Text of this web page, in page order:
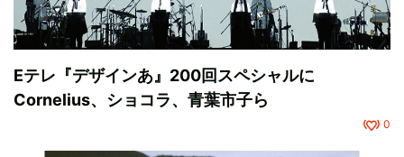
Eテレ『デザインあ』200回スペシャルに
Cornelius、ショコラ、青葉市子ら
0